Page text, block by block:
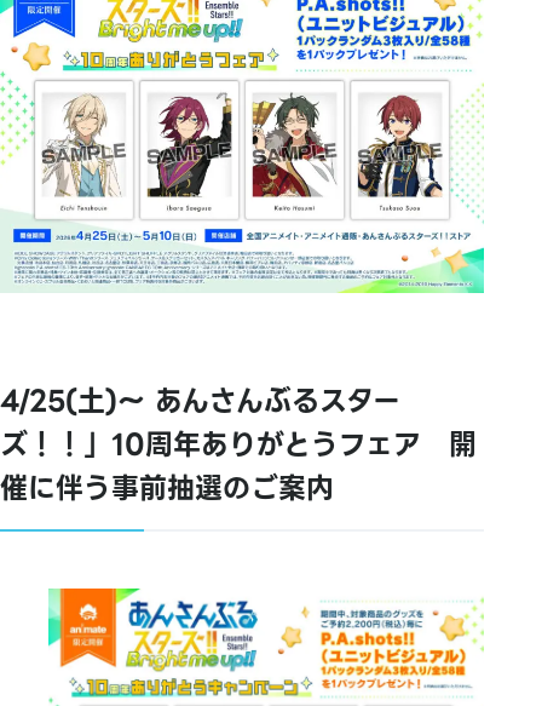
4/25(土)～ あんさんぶるスター
ズ！！」10周年ありがとうフェア 開
催に伴う事前抽選のご案内